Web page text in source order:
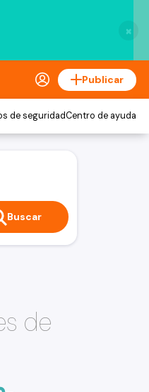
×
Publicar
de seguridadCentro de ayuda
Buscar
de